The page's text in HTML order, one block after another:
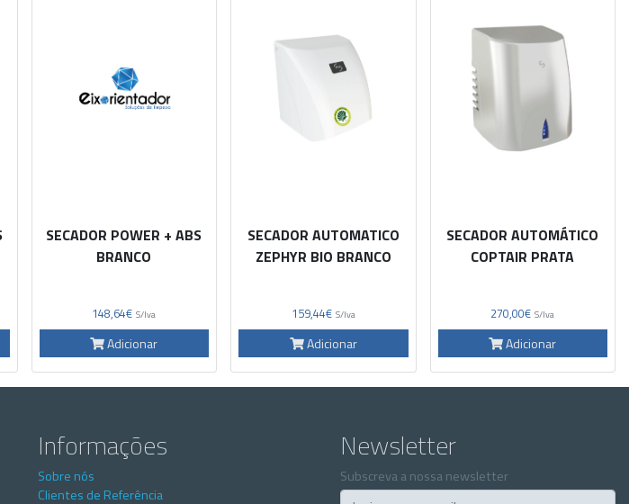
SECADOR POWER + ABS
BRANCO
148,64€ S/Iva
Adicionar
SECADOR AUTOMATICO
ZEPHYR BIO BRANCO
159,44€ S/Iva
Adicionar
SECADOR AUTOMÁTICO
COPTAIR PRATA
270,00€ S/Iva
Adicionar
Informações
Sobre nós
Clientes de Referência
Newsletter
Subscreva a nossa newsletter